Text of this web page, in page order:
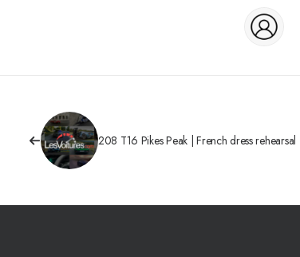
208 T16 Pikes Peak | French dress rehearsal